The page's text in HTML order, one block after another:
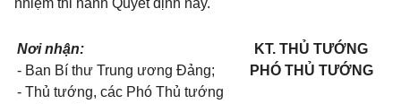
nhiệm thi hành Quyết định này.
Nơi nhận:
- Ban Bí thư Trung ương Đảng;
- Thủ tướng, các Phó Thủ tướng
KT. THỦ TƯỚNG
PHÓ THỦ TƯỚNG